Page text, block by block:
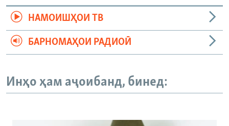
НАМОИШҲОИ ТВ
БАРНОМАҲОИ РАДИОӢ
Инҳо ҳам аҷоибанд, бинед: